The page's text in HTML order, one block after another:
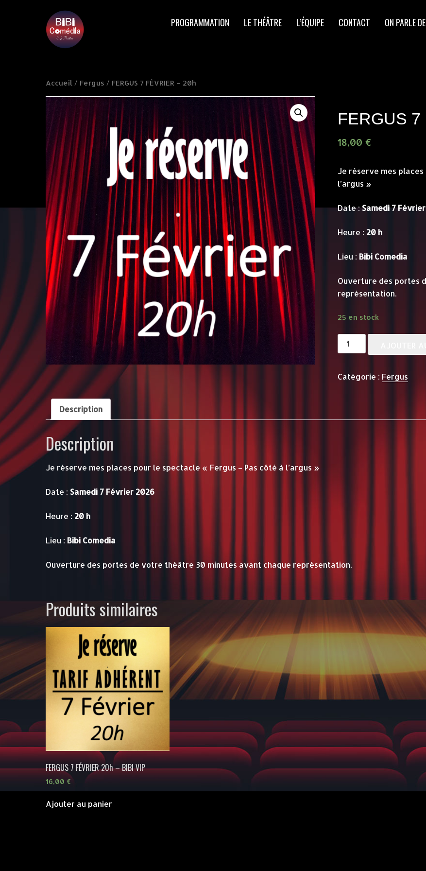
PROGRAMMATION LE THÉÂTRE L’ÉQUIPE CONTACT ON PARLE
Accueil / Fergus / FERGUS 7 FÉVRIER – 20h
FERGUS 7
18,00 €
Je réserve mes
l’argus »
Date :Samedi 7
Heure : 20 h
Lieu : Bibi Comedia
Ouverture des portes
représentation.
25 en stock
quantité
de
7
Catégorie : Fergus
Description
Description
Je réserve mes places pour le spectacle « Fergus – Pas côté à l’argus »
Date : Samedi 7 Février 2026
Heure : 20 h
Lieu : Bibi Comedia
Ouverture des portes de votre théâtre 30 minutes avant chaque représentation.
Produits similaires
FERGUS 7 FÉVRIER 20h – BIBI VIP
16,00 €
Ajouter au panier